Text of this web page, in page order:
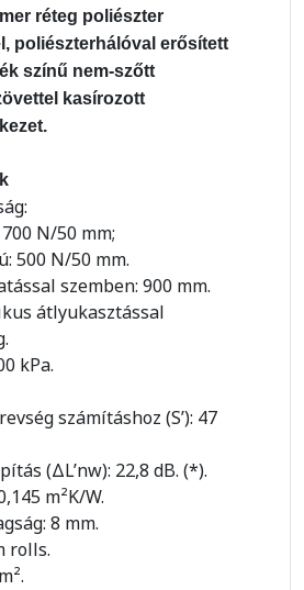
réteg poliészter
poliészterhálóval erősített
színű nem-szőtt
kasírozott
N/50 mm;
500 N/50 mm.
szemben: 900 mm.
átlyukasztással
kPa.
számításhoz (S’): 47
(ΔL’nw): 22,8 dB. (*).
m²K/W.
8 mm.
rolls.